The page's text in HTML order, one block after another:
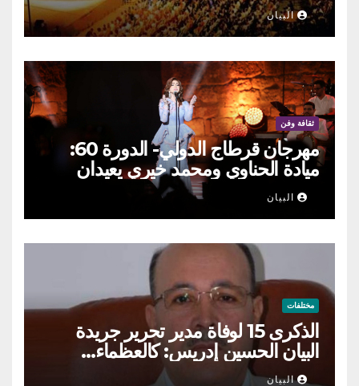
البيان
ثقافة وفن
مهرجان قرطاج الدولي- الدورة 60:
ميادة الحناوي ومحمد خيري يعيدان
الطرب السوري إلى ركح قرطاج
البيان
مختلفات
الذكرى 15 لوفاة مدير تحرير جريدة
البيان الحسين إدريس: كالعظماء…
عاش شامخا ورحل واقفا
البيان